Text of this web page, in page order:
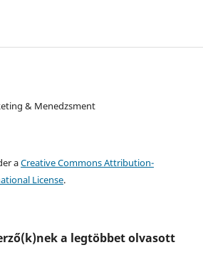
& Menedzsment
aCreative Commons Attribution-
License.
a legtöbbet olvasott